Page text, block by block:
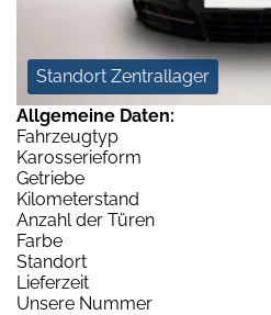
Standort Zentrallager
Allgemeine Daten:
Fahrzeugtyp
Karosserieform
Getriebe
Kilometerstand
Anzahl der Türen
Farbe
Standort
Lieferzeit
Unsere Nummer